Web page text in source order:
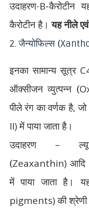
उदाहरण-B-कैरोटीन
कैरोटीन है।यह नीले
2.जैन्योफिल्स (
इनका सामान्य सूत्र
ऑक्सीजन व्युत्पन्न (
पीले रंग का वर्णक है,
II)में पाया जाता है।
उदाहरण –
(Zeaxanthin)
में पाया जाता है।
pigments)की